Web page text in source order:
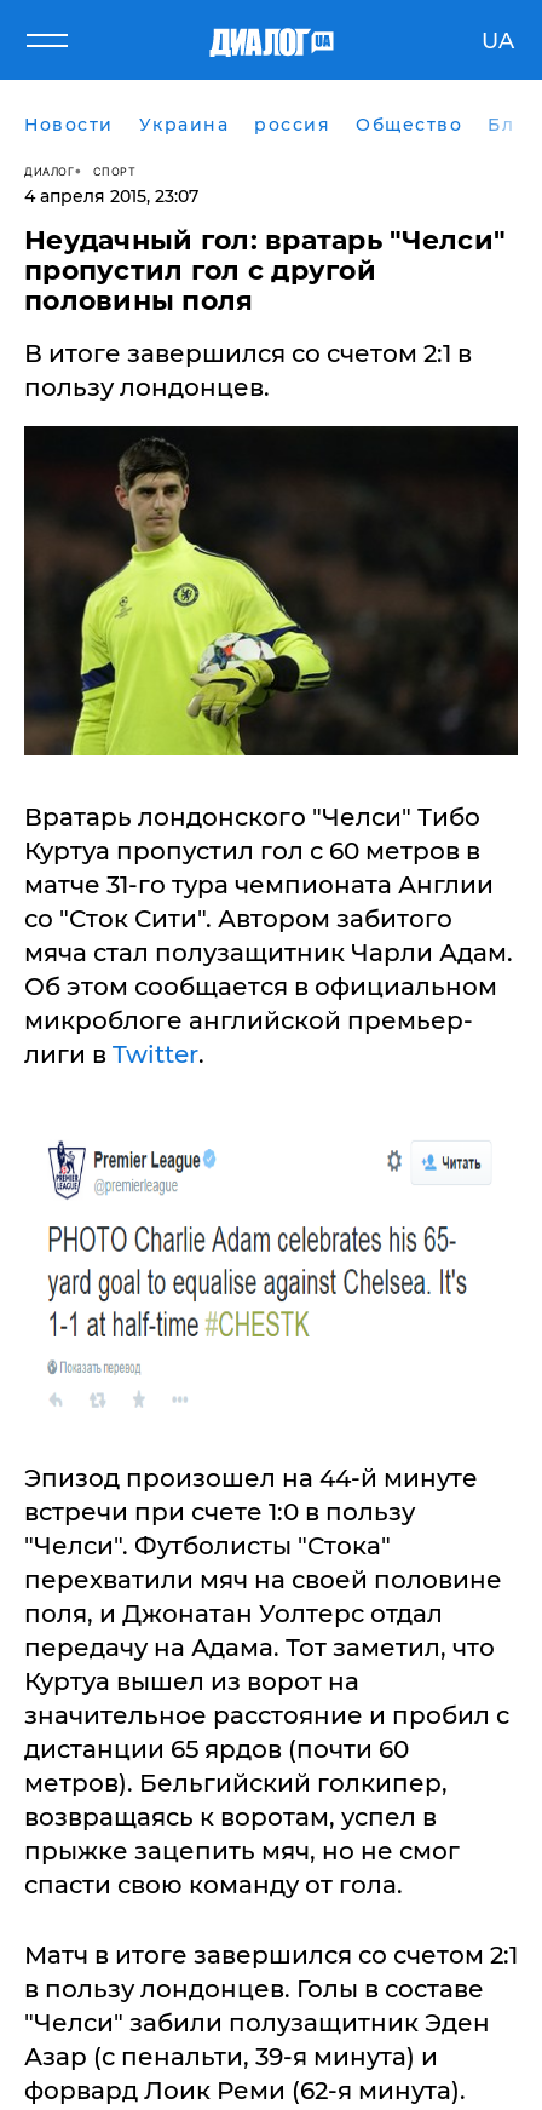
UA
Новости Украина россия Общество
ДИАЛОГ СПОРТ
4 апреля 2015, 23:07
Неудачный гол: вратарь "Челси"
пропустил гол с другой
половины поля
В итоге завершился со счетом 2:1 в
пользу лондонцев.
Вратарь лондонского "Челси" Тибо
Куртуа пропустил гол с 60 метров в
матче 31-го тура чемпионата Англии
со "Сток Сити". Автором забитого
мяча стал полузащитник Чарли Адам.
Об этом сообщается в официальном
микроблоге английской премьер-
лиги в Twitter.
Эпизод произошел на 44-й минуте
встречи при счете 1:0 в пользу
"Челси". Футболисты "Стока"
перехватили мяч на своей половине
поля, и Джонатан Уолтерс отдал
передачу на Адама. Тот заметил, что
Куртуа вышел из ворот на
значительное расстояние и пробил с
дистанции 65 ярдов (почти 60
метров). Бельгийский голкипер,
возвращаясь к воротам, успел в
прыжке зацепить мяч, но не смог
спасти свою команду от гола.
Матч в итоге завершился со счетом 2:1
в пользу лондонцев. Голы в составе
"Челси" забили полузащитник Эден
Азар (с пенальти, 39-я минута) и
форвард Лоик Реми (62-я минута).